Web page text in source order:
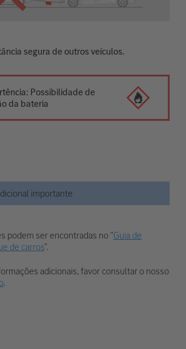
segura de outros veículos.
Possibilidade de
da bateria
importante
podem ser encontradas no "Guia de
de carros".
adicionais, favor consultar o nosso
.